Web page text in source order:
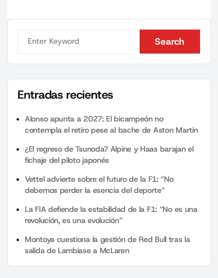
Search
Search
Entradas recientes
Alonso apunta a 2027: El bicampeón no
contempla el retiro pese al bache de Aston Martin
¿El regreso de Tsunoda? Alpine y Haas barajan el
fichaje del piloto japonés
Vettel advierte sobre el futuro de la F1: “No
debemos perder la esencia del deporte”
La FIA defiende la estabilidad de la F1: “No es una
revolución, es una evolución”
Montoya cuestiona la gestión de Red Bull tras la
salida de Lambiase a McLaren